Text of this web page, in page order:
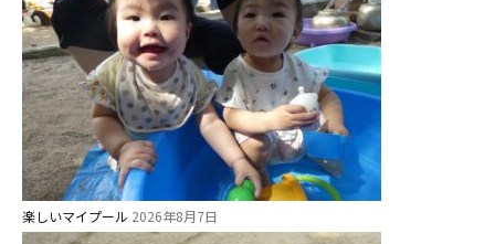
楽しいマイプール 2026年8月7日